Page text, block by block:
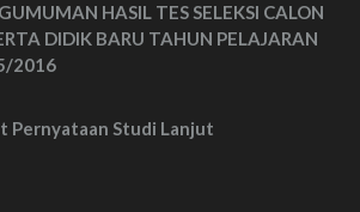
HASIL TES SELEKSI CALON
DIDIK BARU TAHUN PELAJARAN
2016
Pernyataan Studi Lanjut